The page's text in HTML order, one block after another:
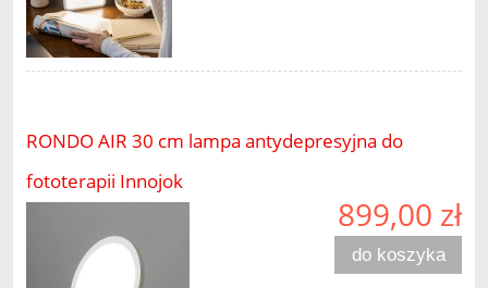
RONDO AIR 30 cm lampa antydepresyjna do
fototerapii Innojok
899,00 zł
do koszyka